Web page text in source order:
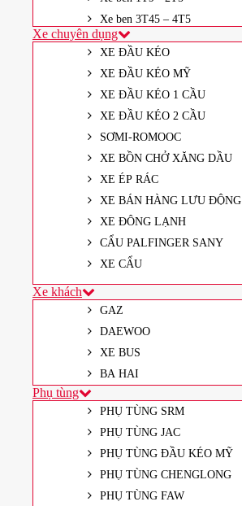
Xe ben 3T45 – 4T5
Xe chuyên dụng
XE ĐẦU KÉO
XE ĐẦU KÉO MỸ
XE ĐẦU KÉO 1 CẦU
XE ĐẦU KÉO 2 CẦU
SƠMI-ROMOOC
XE BỒN CHỞ XĂNG DẦU
XE ÉP RÁC
XE BÁN HÀNG LƯU ĐỘNG
XE ĐÔNG LẠNH
CẨU PALFINGER SANY
XE CẨU
Xe khách
GAZ
DAEWOO
XE BUS
BA HAI
Phụ tùng
PHỤ TÙNG SRM
PHỤ TÙNG JAC
PHỤ TÙNG ĐẦU KÉO MỸ
PHỤ TÙNG CHENGLONG
PHỤ TÙNG FAW